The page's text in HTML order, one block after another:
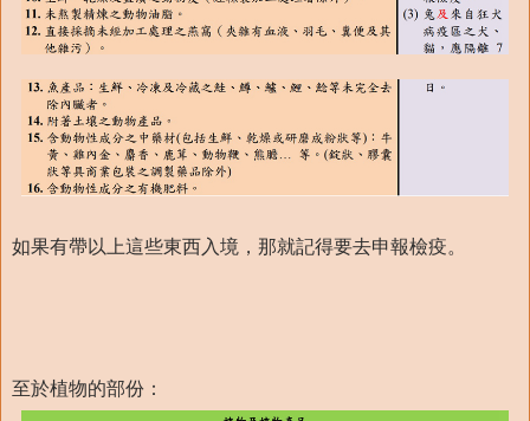
如果有帶以上這些東西入境，那就記得要去申報檢疫。
至於植物的部份：